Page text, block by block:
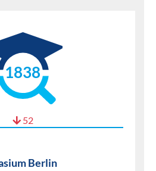
1838
52
Berlin